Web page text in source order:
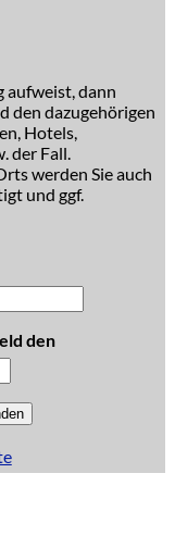
aufweist, dann
den dazugehörigen
Hotels,
der Fall.
werden Sie auch
und ggf.
den